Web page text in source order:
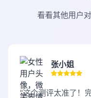
看看其他用户
张小姐
"这个测评太准了！